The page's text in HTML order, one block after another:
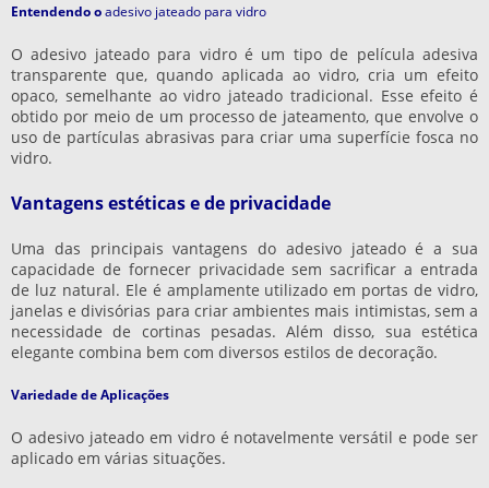
Entendendo oadesivo jateado para vidro
Oadesivo jateado para vidroé um tipo de película adesiva
transparente que, quando aplicada ao vidro, cria um efeito
opaco, semelhante ao vidro jateado tradicional. Esse efeito é
obtido por meio de um processo de jateamento, que envolve o
uso de partículas abrasivas para criar uma superfície fosca no
vidro.
Vantagens estéticas e de privacidade
Uma das principais vantagens do adesivo jateado é a sua
capacidade de fornecer privacidade sem sacrificar a entrada
de luz natural. Ele é amplamente utilizado em portas de vidro,
janelas e divisórias para criar ambientes mais intimistas, sem a
necessidade de cortinas pesadas. Além disso, sua estética
elegante combina bem com diversos estilos de decoração.
Variedade de Aplicações
O adesivo jateado em vidro é notavelmente versátil e pode ser
aplicado em várias situações.